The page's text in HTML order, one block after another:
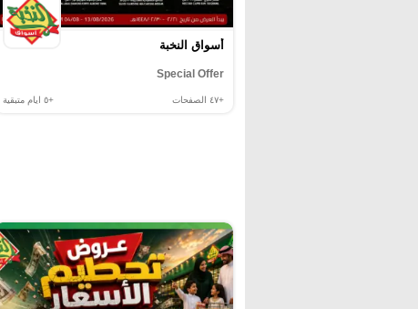
أسواق النخبة
Special Offer
+٤٧ الصفحات +٥ ايام متبقية